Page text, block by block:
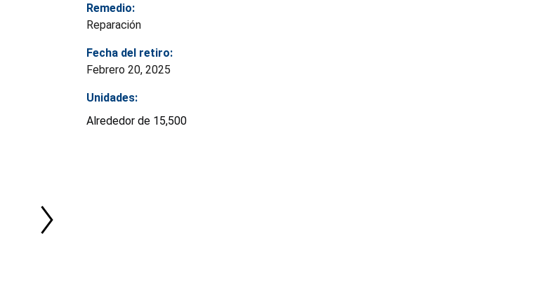
Remedio:
Reparación
Fecha del retiro:
Febrero 20, 2025
Unidades:
Alrededor de 15,500